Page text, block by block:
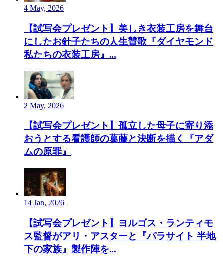
4 May, 2026
【試写会プレゼント】美しき衣装工房を舞台
にしたお針子たちの人生賛歌『ダイヤモンド
私たちの衣装工房』...
2 May, 2026
【試写会プレゼント】孤立した母子に寄り添
おうとする看護師の葛藤と決断を描く『アダ
ムの原罪』
14 Jan, 2026
【試写会プレゼント】ヨルゴス・ランティモ
ス監督がアリ・アスターと『パラサイト 半地
下の家族』製作陣を...